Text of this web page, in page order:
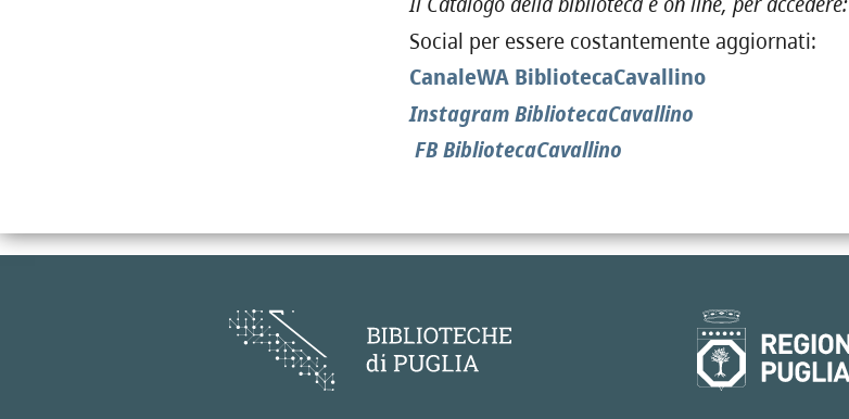
Social per essere costantemente aggiornati:
CanaleWA BibliotecaCavallino
Instagram BibliotecaCavallino
FB BibliotecaCavallino